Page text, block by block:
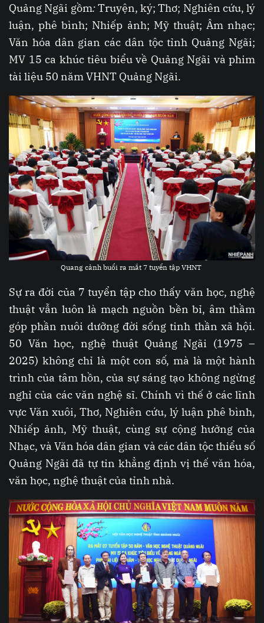
Quảng Ngãi gồm:Truyện, ký; Thơ; Nghiên cứu, lý
luận, phê bình; Nhiếp ảnh; Mỹ thuật; Âm nhạc;
Văn hóa dân gian các dân tộc tỉnh Quảng Ngãi;
MV 15 ca khúc tiêu biểu về Quảng Ngãi và phim
tài liệu 50 năm VHNT Quảng Ngãi.
Quang cảnh buổi ra mắt 7 tuyển tập VHNT
Sự ra đời của 7 tuyển tập cho thấy văn học, nghệ
thuật vẫn luôn là mạch nguồn bền bỉ, âm thầm
góp phần nuôi dưỡng đời sống tinh thần xã hội.
50 Văn học, nghệ thuật Quảng Ngãi (1975 –
2025) không chỉ là một con số, mà là một hành
trình của tâm hồn, của sự sáng tạo không ngừng
nghỉ của các văn nghệ sĩ. Chính vì thế ở các lĩnh
vực Văn xuôi, Thơ, Nghiên cứu, lý luận phê bình,
Nhiếp ảnh, Mỹ thuật, cùng sự cộng hưởng của
Nhạc, và Văn hóa dân gian và các dân tộc thiểu số
Quảng Ngãi đã tự tin khẳng định vị thế văn hóa,
văn học, nghệ thuật của tỉnh nhà.